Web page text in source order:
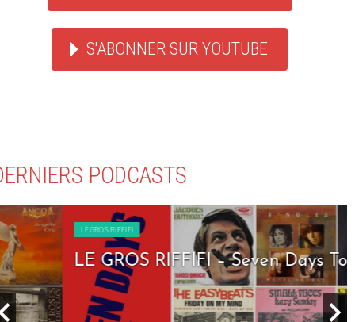
S'ABONNER SUR YOUTUBE
PODCASTS
LE GROS RIFFIFI
LE GROS RIFFIFI – Seven Days To Rock !!!